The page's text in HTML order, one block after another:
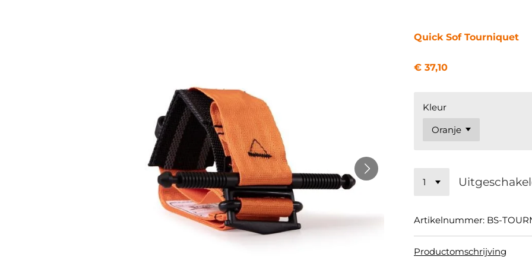
Quick Sof Tourniquet
€ 37,10
Kleur
Artikelnummer: BS-
Productomschrijving